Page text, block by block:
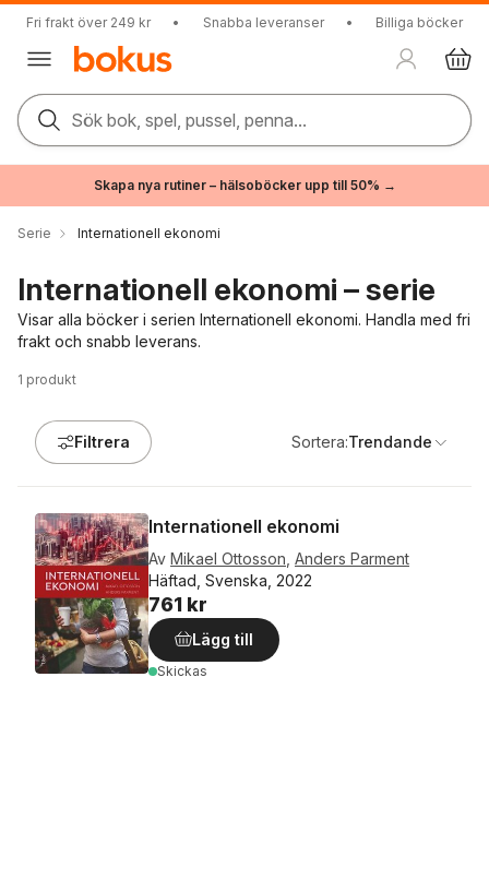
Fri frakt över 249 kr • Snabba leveranser • Billiga böcker
Sök bok, spel, pussel, penna...
Skapa nya rutiner – hälsoböcker upp till 50% →
Serie Internationell ekonomi
Internationell ekonomi – serie
Visar alla böcker i serien Internationell ekonomi. Handla med fri
frakt och snabb leverans.
1 produkt
Filtrera Sortera:Trendande
Internationell ekonomi
Av Mikael Ottosson Anders Parment
Häftad, Svenska, 2022
761 kr
Lägg till
Skickas